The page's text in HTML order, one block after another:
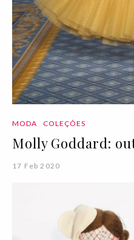
MODA COLEÇÕES
Molly Goddard:
17 Feb 2020